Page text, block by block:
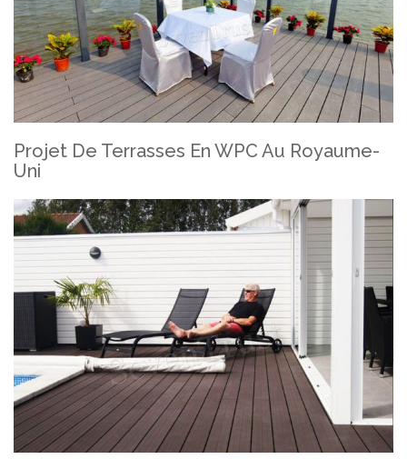
Projet De Terrasses En WPC Au Royaume-
Uni